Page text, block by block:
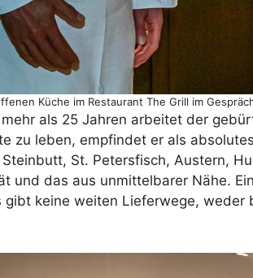
Küche im Restaurant The Grill im
als 25 Jahren arbeitet der
zu leben, empfindet er als
St. Petersfisch, Austern,
und das aus unmittelbarer Nähe.
keine weiten Lieferwege,